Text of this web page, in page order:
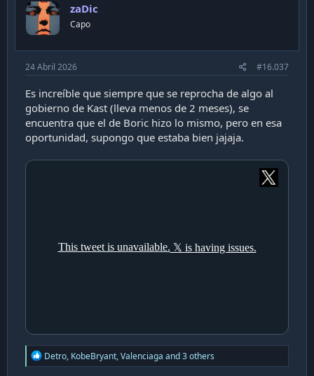
o
n
s
zaDic
Capo
24 Abril 2026 #16.037
Es increíble que siempre que se reprocha de algo al
gobierno de Kast (lleva menos de 2 meses), se
encuentra que el de Boric hizo lo mismo, pero en esa
oportunidad, supongo que estaba bien jajaja.
R
e
Detro, KobeBryant,Valenciaga and 3 others